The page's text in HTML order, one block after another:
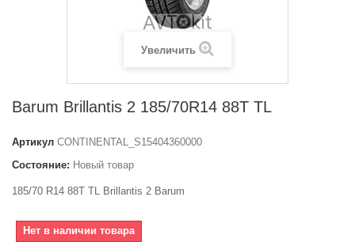
Увеличить
Barum Brillantis 2 185/70R14 88T TL
Артикул CONTINENTAL_S15404360000
Состояние: Новый товар
185/70 R14 88T TL Brillantis 2 Barum
Нет в наличии товара